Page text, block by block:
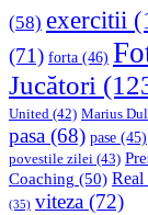
(58) exercitii
(71) forta (46)
Jucători
United (42) Marius
pasa (68) pase (45)
povestile zilei (43)
Coaching (50) Real
(35) viteza (72)